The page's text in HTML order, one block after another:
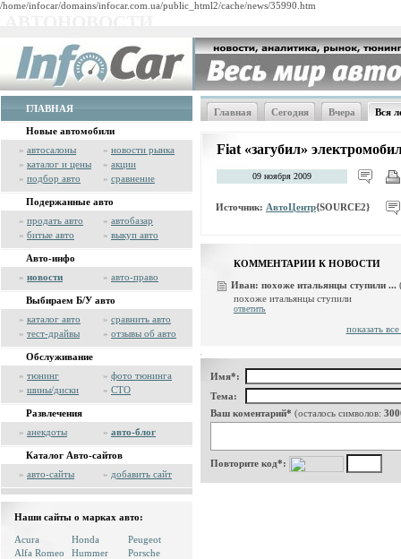
/home/infocar/domains/infocar.com.ua/public_html2/cache/news/35990.htm
ГЛАВНАЯ
Новые автомобили
» автосалоны » новости рынка
» каталог и цены » акции
» подбор авто » сравнение
Подержанные авто
» продать авто » автобазар
» битые авто » выкуп авто
Авто-инфо
» новости » авто-право
Выбираем Б/У авто
» каталог авто » сравнить авто
» тест-драйвы » отзывы об авто
Обслуживание
» тюнинг » фото тюнинга
» шины/диски » СТО
Развлечения
» анекдоты » авто-блог
Каталог Авто-сайтов
» авто-сайты » добавить сайт
Наши сайты о марках авто:
Acura
Alfa Romeo
Honda
Hummer
Peugeot
Porsche
Главная Сегодня Вчера Вся
Fiat «загубил»
09 ноября 2009
Источник: АвтоЦентр{SOURCE2}
КОММЕНТАРИИ К НОВОСТИ
Иван: похоже итальянцы ступили ...
похоже итальянцы ступили
ответить
показать
Имя*:
Тема:
Ваш коментарий* (осталось символов:
Повторите код*: